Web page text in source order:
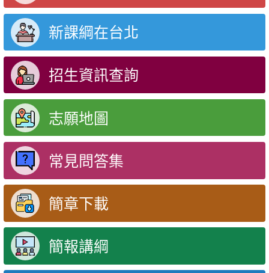
新課綱在台北
招生資訊查詢
志願地圖
常見問答集
簡章下載
簡報講綱